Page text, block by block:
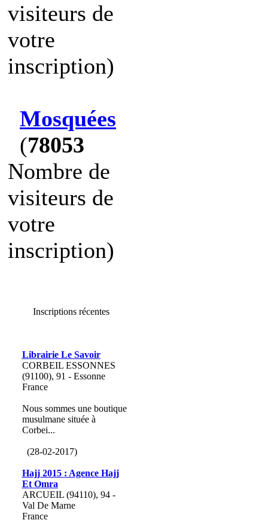
visiteurs de
votre
inscription)
Mosquées
(78053
Nombre de
visiteurs de
votre
inscription)
Inscriptions récentes
Librairie Le Savoir
CORBEIL ESSONNES
(91100), 91 - Essonne
France
Nous sommes une boutique
musulmane située à
Corbei...
(28-02-2017)
Hajj 2015 : Agence Hajj
Et Omra
ARCUEIL (94110), 94 -
Val De Marne
France